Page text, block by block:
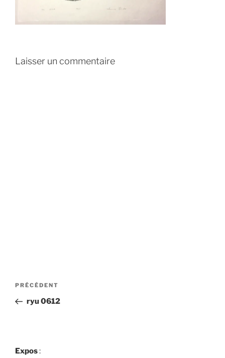
Laisser un commentaire
Navigation
l’article
Article
précédent
PRÉCÉDENT
ryu 0612
Expos: